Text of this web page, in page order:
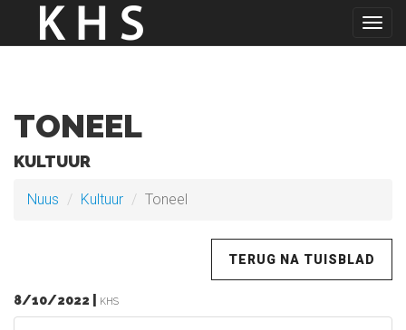
TONEEL
KULTUUR
Nuus Kultuur Toneel
TERUG NA TUISBLAD
8/10/2022 | KHS